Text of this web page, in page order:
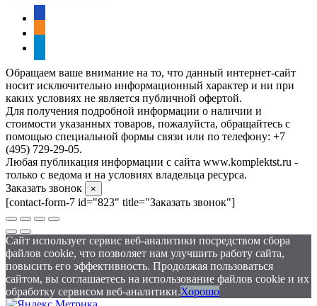
Обращаем ваше внимание на то, что данный интернет-сайт
носит исключительно информационный характер и ни при
каких условиях не является публичной офертой.
Для получения подробной информации о наличии и
стоимости указанных товаров, пожалуйста, обращайтесь с
помощью специальной формы связи или по телефону: +7
(495) 729-29-05.
Любая публикация информации с сайта www.komplektst.ru -
только с ведома и на условиях владельца ресурса.
Заказать звонок
×
[contact-form-7 id="823" title="Заказать звонок"]
Сайт использует сервис веб-аналитики посредством сбора
файлов cookie, что позволяет нам улучшить работу сайта,
повысить его эффективность. Продолжая пользоваться
сайтом, вы соглашаетесь на использование файлов cookie и их
обработку сервисом веб-аналитики.Хорошо